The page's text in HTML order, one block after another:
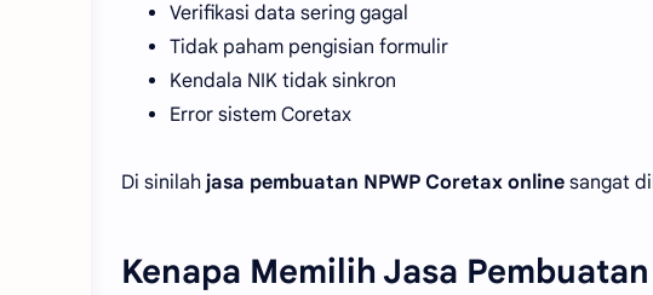
Verifikasi data sering gagal
Tidak paham pengisian formulir
Kendala NIK tidak sinkron
Error sistem Coretax
Di sinilah jasa pembuatan NPWP Coretax online sangat
Kenapa Memilih Jasa